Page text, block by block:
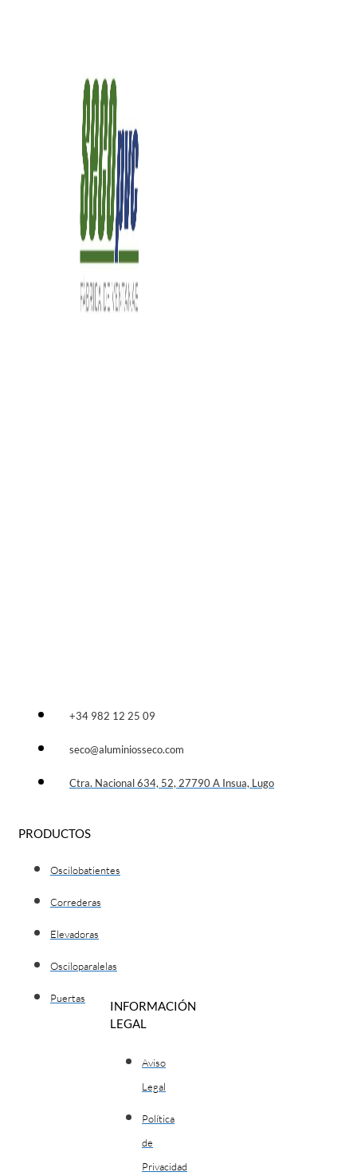
+34 982 12 25 09
seco@aluminiosseco.com
Ctra. Nacional 634, 52, 27790 A Insua, Lugo
PRODUCTOS
Oscilobatientes
Correderas
Elevadoras
Osciloparalelas
Puertas
INFORMACIÓN
LEGAL
Aviso
Legal
Política
de
Privacidad